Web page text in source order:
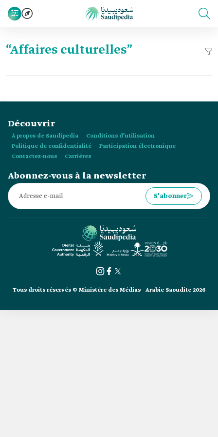
“Affaires culturelles”
Découvrir
À propos de Saudipedia
Conditions d’utilisation
Politique de confidentialité
Participation électronique
Contactez-nous
Carrières
Abonnez-vous à la newsletter
S’abonner
Tous droits réservés © Ministère des Médias - Arabie Saoudite 2026